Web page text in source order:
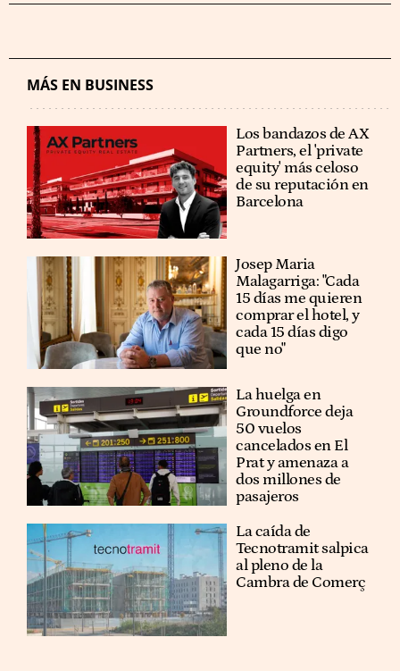
MÁS EN BUSINESS
Los bandazos de AX
Partners, el 'private
equity' más celoso
de su reputación en
Barcelona
​​Josep Maria
Malagarriga: "Cada
15 días me quieren
comprar el hotel, y
cada 15 días digo
que no"
La huelga en
Groundforce deja
50 vuelos
cancelados en El
Prat y amenaza a
dos millones de
pasajeros
La caída de
Tecnotramit salpica
al pleno de la
Cambra de Comerç